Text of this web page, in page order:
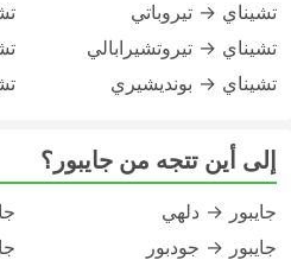
تشيناي → تيروباتي
تشيناي → تيروتشيرابالي
تشيناي → بونديشيري
إلى أين تتجه من جايبور؟
جايبور → دلهي
جايبور → جودبور